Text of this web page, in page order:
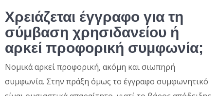
Χρειάζεται έγγραφο για τη
σύμβαση χρησιδανείου ή
αρκεί προφορική συμφωνία;
Νομικά αρκεί προφορική, ακόμη και σιωπηρή
συμφωνία. Στην πράξη όμως το έγγραφο συμφωνητικό